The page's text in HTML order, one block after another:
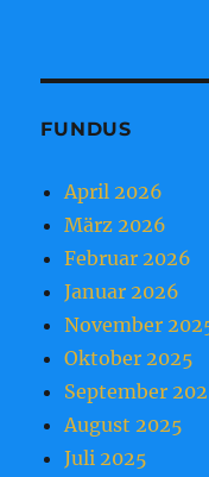
FUNDUS
April 2026
März 2026
Februar 2026
Januar 2026
November
Oktober 2025
September
August 2025
Juli 2025